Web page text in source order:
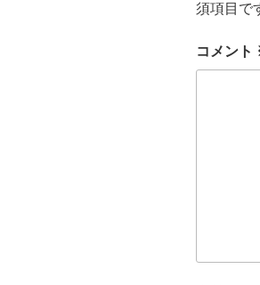
須項目で
コメント